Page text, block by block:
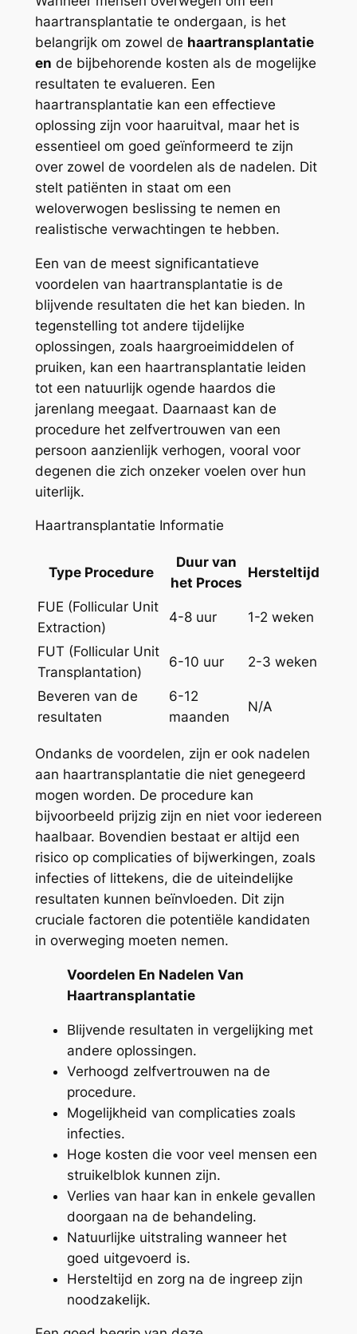
haartransplantatie te ondergaan, is het
belangrijk om zowel de haartransplantatie
en de bijbehorende kosten als de mogelijke
resultaten te evalueren. Een
haartransplantatie kan een effectieve
oplossing zijn voor haaruitval, maar het is
essentieel om goed geïnformeerd te zijn
over zowel de voordelen als de nadelen. Dit
stelt patiënten in staat om een
weloverwogen beslissing te nemen en
realistische verwachtingen te hebben.
Een van de meest significantatieve
voordelen van haartransplantatie is de
blijvende resultaten die het kan bieden. In
tegenstelling tot andere tijdelijke
oplossingen, zoals haargroeimiddelen of
pruiken, kan een haartransplantatie leiden
tot een natuurlijk ogende haardos die
jarenlang meegaat. Daarnaast kan de
procedure het zelfvertrouwen van een
persoon aanzienlijk verhogen, vooral voor
degenen die zich onzeker voelen over hun
uiterlijk.
Haartransplantatie Informatie
Type Procedure
Duur van
het Proces
Hersteltijd
FUE (Follicular Unit
Extraction)
4-8 uur 1-2 weken
FUT (Follicular Unit
Transplantation)
6-10 uur 2-3 weken
Beveren van de
resultaten
6-12
maanden
N/A
Ondanks de voordelen, zijn er ook nadelen
aan haartransplantatie die niet genegeerd
mogen worden. De procedure kan
bijvoorbeeld prijzig zijn en niet voor iedereen
haalbaar. Bovendien bestaat er altijd een
risico op complicaties of bijwerkingen, zoals
infecties of littekens, die de uiteindelijke
resultaten kunnen beïnvloeden. Dit zijn
cruciale factoren die potentiële kandidaten
in overweging moeten nemen.
Voordelen En Nadelen Van
Haartransplantatie
Blijvende resultaten in vergelijking met
andere oplossingen.
Verhoogd zelfvertrouwen na de
procedure.
Mogelijkheid van complicaties zoals
infecties.
Hoge kosten die voor veel mensen een
struikelblok kunnen zijn.
Verlies van haar kan in enkele gevallen
doorgaan na de behandeling.
Natuurlijke uitstraling wanneer het
goed uitgevoerd is.
Hersteltijd en zorg na de ingreep zijn
noodzakelijk.